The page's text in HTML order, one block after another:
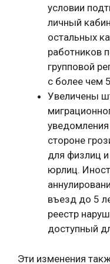
условии
личный
остальных
работников
групповой
с более чем
Увеличены
стороне
для физлиц
юрлиц.
въезд до 5
реестр
доступный
Эти изменения